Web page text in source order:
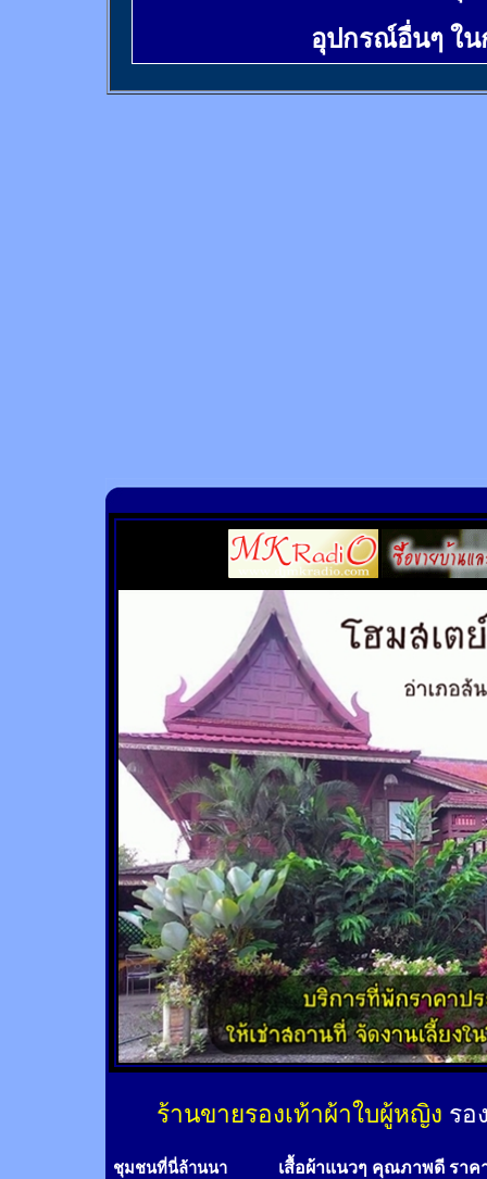
อุปกรณ์อื่นๆ ใ
ร้านขายรองเท้าผ้าใบผู้หญิง รอ
ชุมชนที่นี่ล้านนา เสื้อผ้าแนวๆ คุณภาพดี ราค